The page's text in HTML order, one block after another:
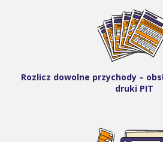
Rozlicz dowolne przychody –
druki PIT